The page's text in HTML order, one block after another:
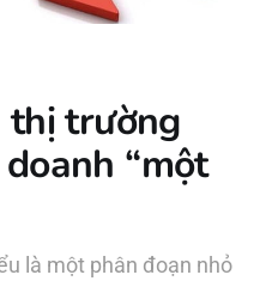
thị trường
“một
là một phân đoạn nhỏ